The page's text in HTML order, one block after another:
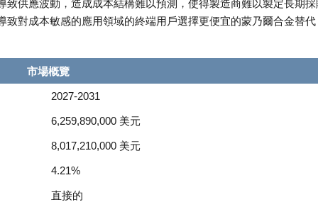
供應波動，造成成本結構難以預測，使得製造商難以製定長期採
對成本敏感的應用領域的終端用戶選擇更便宜的蒙乃爾合金替代
市場概覽
2027-2031
6,259,890,000 美元
8,017,210,000 美元
4.21%
直接的